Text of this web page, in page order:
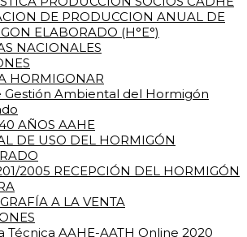
DE PRODUCCION ANUAL DE
ELABORADO (H°E°)
NACIONALES
HORMIGONAR
Gestión Ambiental del Hormigón
AÑOS AAHE
DE USO DEL HORMIGÓN
2005 RECEPCIÓN DEL HORMIGÓN
A LA VENTA
Técnica AAHE-AATH Online 2020